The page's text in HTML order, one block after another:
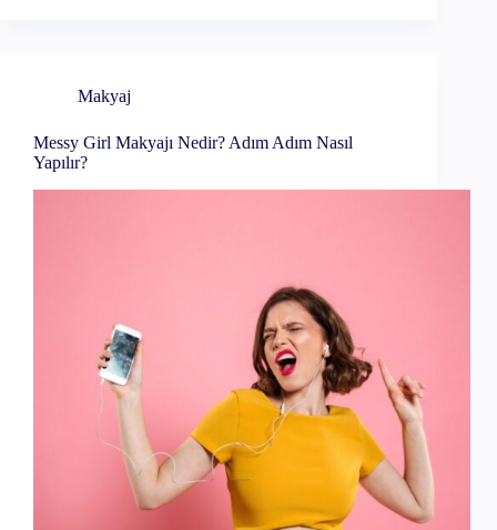
Makyaj
Messy Girl Makyajı Nedir? Adım Adım Nasıl
Yapılır?